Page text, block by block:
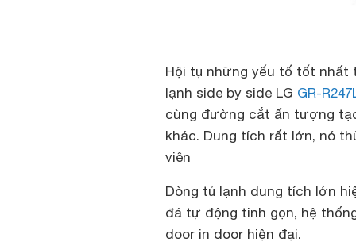
Hội tụ những yếu tố tốt nhất
lạnh side by side LG GR-
cùng đường cắt ấn tượng
khác. Dung tích rất lớn, nó
viên
Dòng tủ lạnh dung tích lớn
đá tự động tinh gọn, hệ
door in door hiện đại.